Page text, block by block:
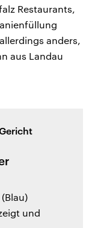
Restaurants,
anders,
aus Landau
und